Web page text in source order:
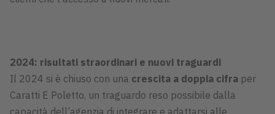
2024: risultati straordinari e nuovi traguardi
Il 2024 si è chiuso con una crescita a doppia cifra per
Caratti E Poletto, un traguardo reso possibile dalla
capacità dell’agenzia di integrare e adattarsi alle